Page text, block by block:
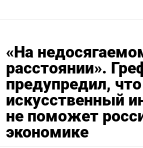
«На
расстоянии».
предупредил, что
искусственный
не поможет
экономике